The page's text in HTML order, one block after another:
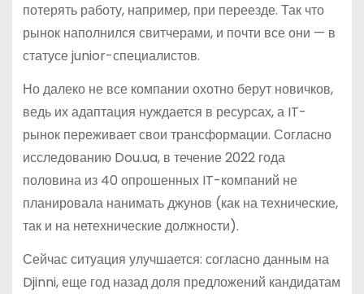
потерять работу, например, при переезде. Так что
рынок наполнился свитчерами, и почти все они — в
статусе junior-специалистов.
Но далеко не все компании охотно берут новичков,
ведь их адаптация нуждается в ресурсах, а IT-
рынок переживает свои трансформации. Согласно
исследованию Dou.ua, в течение 2022 года
половина из 40 опрошенных IT-компаний не
планировала нанимать джунов (как на технические,
так и на нетехнические должности).
Сейчас ситуация улучшается: согласно данным на
Djinni, еще год назад доля предложений кандидатам